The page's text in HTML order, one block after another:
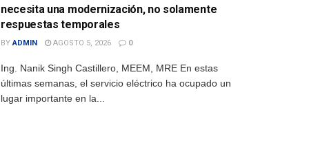
necesita una modernización, no solamente
respuestas temporales
BY ADMIN AGOSTO 5, 2026 0
Ing. Nanik Singh Castillero, MEEM, MRE En estas
últimas semanas, el servicio eléctrico ha ocupado un
lugar importante en la...